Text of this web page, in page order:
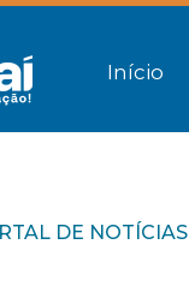
Início
DE NOTÍCIAS